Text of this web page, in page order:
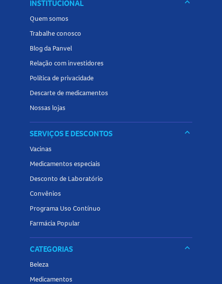
INSTITUCIONAL keyboard_arrow_down
Quem somos
Trabalhe conosco
Blog da Panvel
Relação com investidores
Política de privacidade
Descarte de medicamentos
Nossas lojas
SERVIÇOS E DESCONTOS keyboard_arrow_down
Vacinas
Medicamentos especiais
Desconto de Laboratório
Convênios
Programa Uso Contínuo
Farmácia Popular
CATEGORIAS keyboard_arrow_down
Beleza
Medicamentos